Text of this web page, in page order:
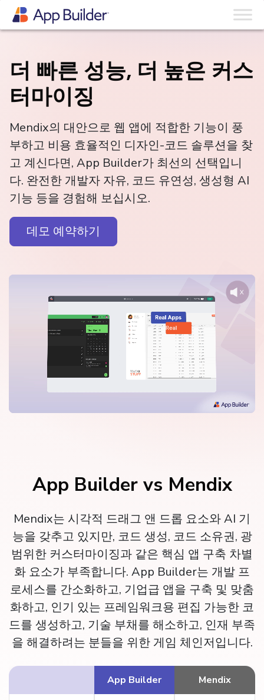
더 빠른 성능, 더 높은 커스
터마이징
Mendix의 대안으로 웹 앱에 적합한 기능이 풍
부하고 비용 효율적인 디자인-코드 솔루션을 찾
고 계신다면, App Builder가 최선의 선택입니
다. 완전한 개발자 자유, 코드 유연성, 생성형 AI
기능 등을 경험해 보십시오.
데모 예약하기
App Builder vs Mendix
Mendix는 시각적 드래그 앤 드롭 요소와 AI 기
능을 갖추고 있지만, 코드 생성, 코드 소유권, 광
범위한 커스터마이징과 같은 핵심 앱 구축 차별
화 요소가 부족합니다. App Builder는 개발 프
로세스를 간소화하고, 기업급 앱을 구축 및 맞춤
화하고, 인기 있는 프레임워크용 편집 가능한 코
드를 생성하고, 기술 부채를 해소하고, 인재 부족
을 해결하려는 분들을 위한 게임 체인저입니다.
App Builder Mendix